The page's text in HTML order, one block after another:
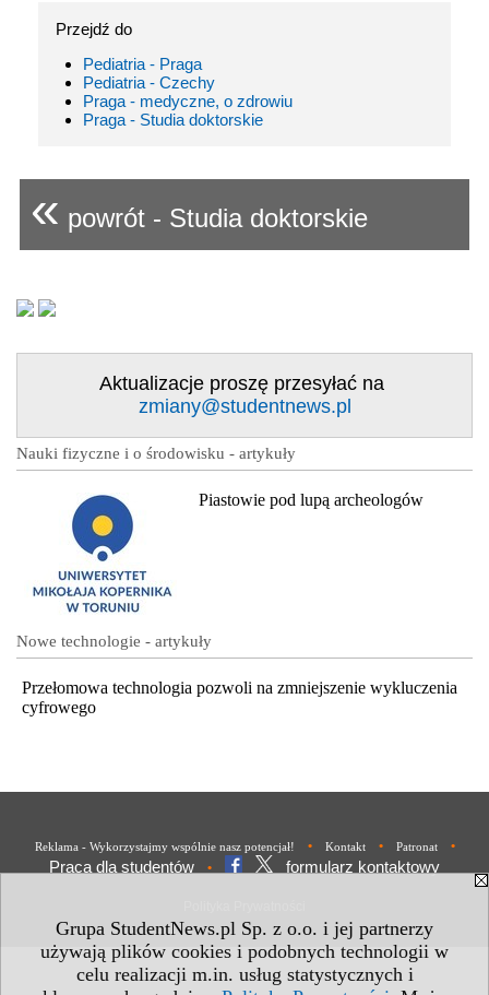
Grupa StudentNews.pl Sp. z o.o. i jej partnerzy
używają plików cookies i podobnych technologii w
celu realizacji m.in. usług statystycznych i
Przejdź do
Pediatria - Praga
Pediatria - Czechy
Praga - medyczne, o zdrowiu
Praga - Studia doktorskie
« powrót - Studia doktorskie
Aktualizacje proszę przesyłać na
zmiany@studentnews.pl
Nauki fizyczne i o środowisku - artykuły
Piastowie pod lupą archeologów
Nowe technologie - artykuły
Przełomowa technologia pozwoli na zmniejszenie wykluczenia
cyfrowego
Reklama - Wykorzystajmy wspólnie nasz potencjał! • Kontakt • Patronat •
Praca dla studentów • formularz kontaktowy